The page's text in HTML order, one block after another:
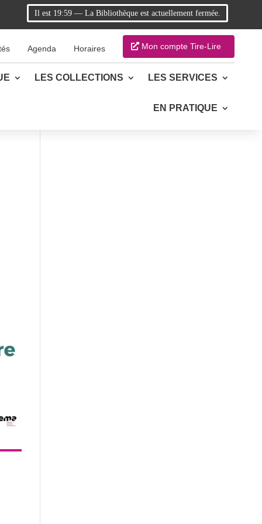
Il est19:59— La Bibliothèque est actuellement fermée.
Agenda Horaires Mon compte Tire-Lire
LES COLLECTIONS LES SERVICES
EN PRATIQUE